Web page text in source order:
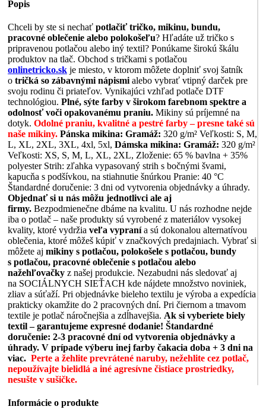
Popis
Chceli by ste si nechať potlačiť tričko, mikinu, bundu,
pracovné oblečenie alebo polokošeľu? Hľadáte už tričko s
pripravenou potlačou alebo iný textil? Ponúkame širokú škálu
produktov na tlač. Obchod s tričkami s potlačou
onlinetricko.sk je miesto, v ktorom môžete doplniť svoj šatník
o tričká so zábavnými nápismi alebo vybrať vtipný darček pre
svoju rodinu či priateľov. Vynikajúci vzhľad potlače DTF
technológiou. Plné, sýte farby v širokom farebnom spektre a
odolnosť voči opakovanému praniu. Mikiny sú príjemné na
dotyk. Odolné praniu, kvalitné a pestré farby – presne také sú
naše mikiny. Pánska mikina: Gramáž: 320 g/m² Veľkosti: S, M,
L, XL, 2XL, 3XL, 4xl, 5xl, Dámska mikina: Gramáž: 320 g/m²
Veľkosti: XS, S, M, L, XL, 2XL, Zloženie: 65 % bavlna + 35%
polyester Strih: zľahka vypasovaný strih s bočnými švami,
kapucňa s podšívkou, na stiahnutie šnúrkou Pranie: 40 °C
Štandardné doručenie: 3 dni od vytvorenia objednávky a úhrady.
Objednať si u nás môžu jednotlivci ale aj
firmy. Bezpodmienečne dbáme na kvalitu. U nás rozhodne nejde
iba o potlač – naše produkty sú vyrobené z materiálov vysokej
kvality, ktoré vydržia veľa vypranía sú dokonalou alternatívou
oblečenia, ktoré môžeš kúpiť v značkových predajniach. Vybrať si
môžete aj mikiny s potlačou, polokošele s potlačou, bundy
s potlačou, pracovné oblečenie s potlačou alebo
nažehľovačky z našej produkcie. Nezabudni nás sledovať aj
na SOCIÁLNYCH SIEŤACH kde nájdete množstvo noviniek,
zliav a súťaží. Pri objednávke bieleho textilu je výroba a expedícia
prakticky okamžite do 2 pracovných dní. Pri čiernom a tmavom
textile je potlač náročnejšia a zdĺhavejšia. Ak si vyberiete biely
textil – garantujeme expresné dodanie! Štandardné
doručenie: 2-3 pracovné dní od vytvorenia objednávky a
úhrady. V prípade výberu inej farby čakacia doba + 3 dni na
viac. Perte a žehlite prevrátené naruby, nežehlite cez potlač,
nepoužívajte bielidlá a iné agresívne čistiace prostriedky,
nesušte v sušičke.
Informácie o produkte